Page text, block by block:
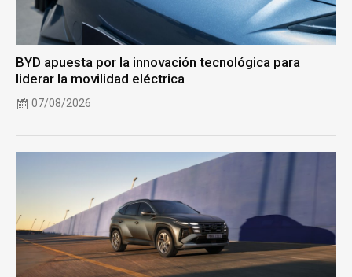
BYD apuesta por la innovación tecnológica para
liderar la movilidad eléctrica
07/08/2026